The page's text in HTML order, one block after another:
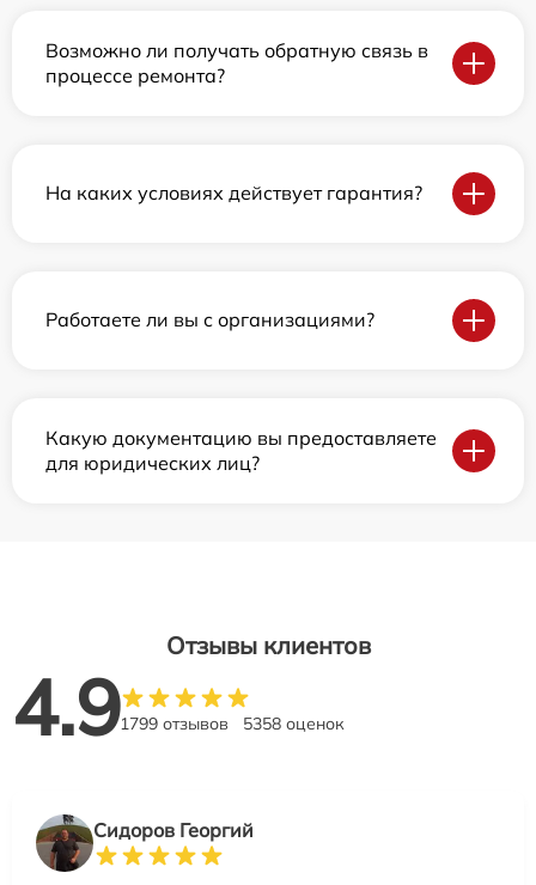
Возможно ли получать обратную связь в
процессе ремонта?
На каких условиях действует гарантия?
Работаете ли вы с организациями?
Какую документацию вы предоставляете
для юридических лиц?
Отзывы клиентов
4.91799 отзывов 5358 оценок
Сидоров Георгий